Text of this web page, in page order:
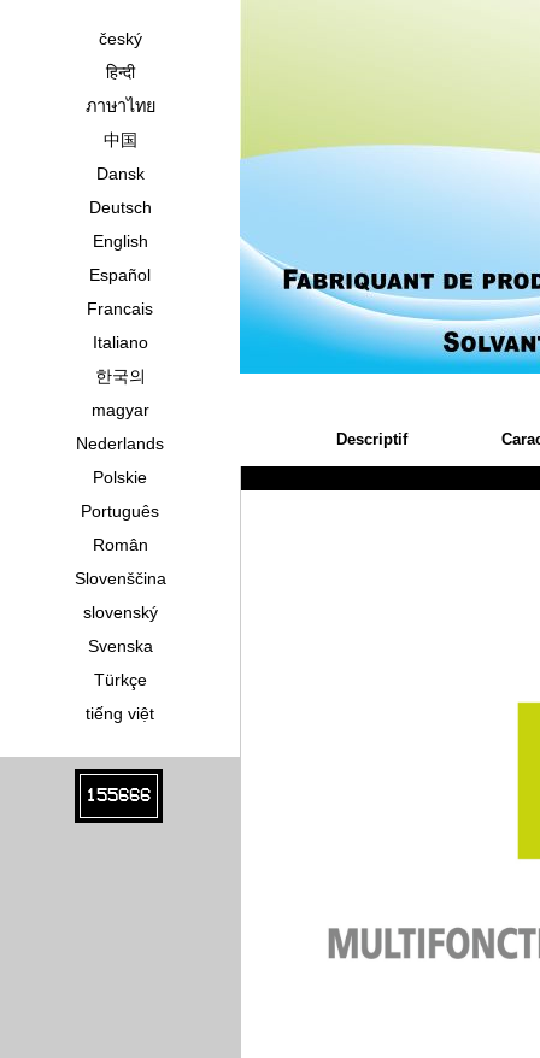
český
हिन्दी
ภาษาไทย
中国
Dansk
Deutsch
English
Español
Francais
Italiano
한국의
magyar
Nederlands
Polskie
Português
Român
Slovenščina
slovenský
Svenska
Türkçe
tiếng việt
155666
Descriptif